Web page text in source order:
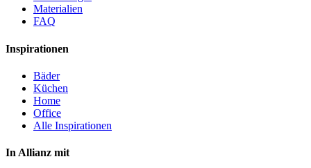
Materialien
FAQ
Inspirationen
Bäder
Küchen
Home
Office
Alle Inspirationen
In Allianz mit